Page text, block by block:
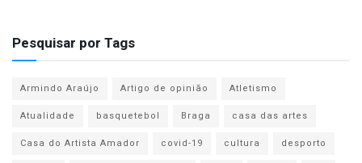
Pesquisar por Tags
Armindo Araújo Artigo de opinião
Atletismo
Atualidade
basquetebol Braga
casa das artes
Casa do Artista Amador
covid-19 cultura
desporto